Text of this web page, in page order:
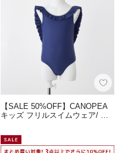
【SALE 50%OFF】CANOPEA
キッズ フリルスイムウェア/ …